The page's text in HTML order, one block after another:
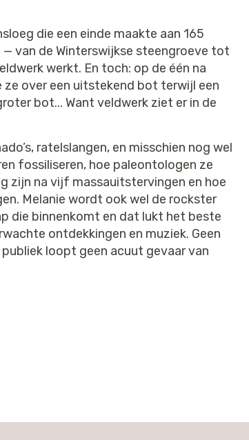
die een einde maakte aan 165
van de Winterswijkse steengroeve tot
werkt. En toch: op de één na
ze over een uitstekend bot terwijl een
bot... Want veldwerk ziet er in de
ratelslangen, en misschien nog wel
fossiliseren, hoe paleontologen ze
zijn na vijf massauitstervingen en hoe
Melanie wordt ook wel de rockster
die binnenkomt en dat lukt het beste
ontdekkingen en muziek. Geen
loopt geen acuut gevaar van